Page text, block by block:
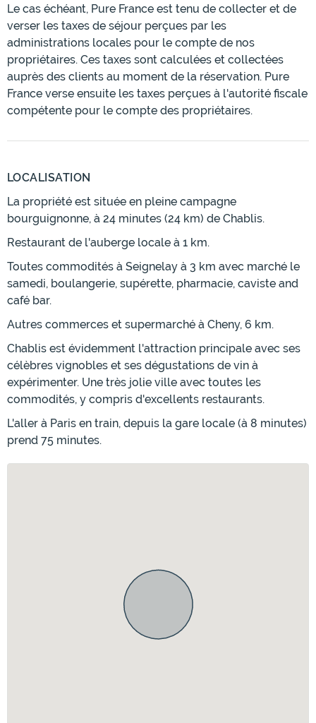
Le cas échéant, Pure France est tenu de collecter et de
verser les taxes de séjour perçues par les
administrations locales pour le compte de nos
propriétaires. Ces taxes sont calculées et collectées
auprès des clients au moment de la réservation. Pure
France verse ensuite les taxes perçues à l'autorité fiscale
compétente pour le compte des propriétaires.
LOCALISATION
La propriété est située en pleine campagne
bourguignonne, à 24 minutes (24 km) de Chablis.
Restaurant de l'auberge locale à 1 km.
Toutes commodités à Seignelay à 3 km avec marché le
samedi, boulangerie, supérette, pharmacie, caviste and
café bar.
Autres commerces et supermarché à Cheny, 6 km.
Chablis est évidemment l'attraction principale avec ses
célèbres vignobles et ses dégustations de vin à
expérimenter. Une très jolie ville avec toutes les
commodités, y compris d'excellents restaurants.
L'aller à Paris en train, depuis la gare locale (à 8 minutes)
prend 75 minutes.